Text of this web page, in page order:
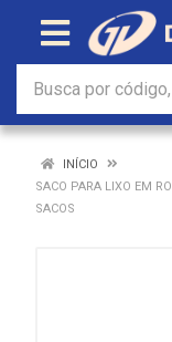
INÍCIO
SACO PARA LIXO EM
SACOS